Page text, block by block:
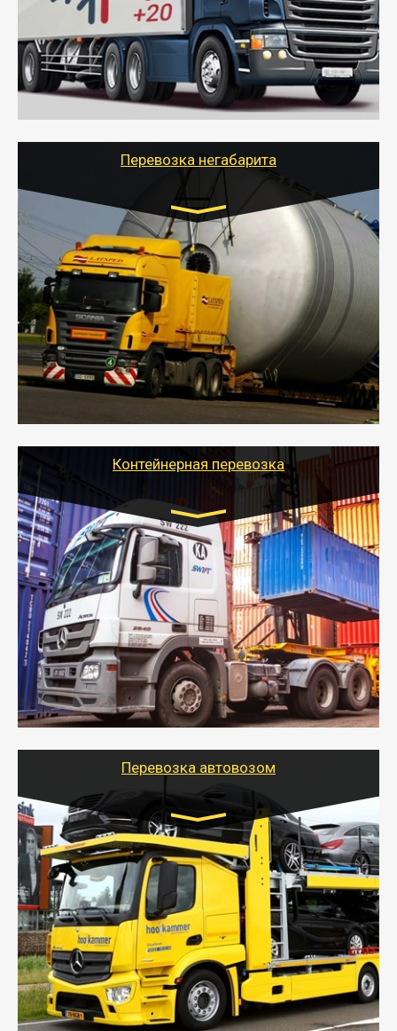
- Рефрижераторные перевозки грузов с
соблюдением температурного режима, работающим
термописцем, санитарной обработкой кузова и мед.
книжкой у водителя.
- Тайгер Логистик поможет быстро перевезти
скоропортящиеся продукты в любой город России с
Перевозка негабарита
Цена за км. Рассчитывается
индивидуально
- Перевозка техники и негабаритных грузов
осуществляется после получения разрешения на
перевозку (обычно 7-14 дней).
- Тайгер Логистик в короткие сроки поможет вам
качественно и безопасно перевезти негабаритные
грузы по всей России тралом, манипулятором и
другим транспортом и подобрать оптимальный
Контейнерная перевозка
Цена за км. Рассчитывается
индивидуально
- Контейнерные грузоперевозки на специальном
оборудованном транспорте быстро, качественно и
безопасно.
- Наша транспортная компания поможет
организовать доставку в порт и из порта
стандартных контейнеров на контейнеровозе,
шаландах и площадках (открытых кузовах),
используя надежные крепления.
Перевозка автовозом
Цена за км. Рассчитывается
индивидуально
- Перевозка автовозом от Тайгер Логистик – это
быстрый и безопасный способ доставить несколько
легковых автомобилей за одну поездку в другой
город.
- Наша транспортная компания организует доставку
машин автовозом, подобрав оптимальный маршрут с
учетом всех особенности по пути следования.